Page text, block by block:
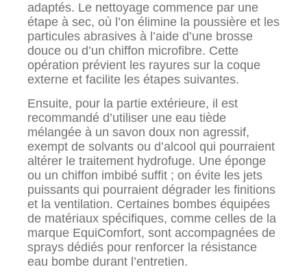
adaptés. Le nettoyage commence par une
étape à sec, où l’on élimine la poussière et les
particules abrasives à l’aide d’une brosse
douce ou d’un chiffon microfibre. Cette
opération prévient les rayures sur la coque
externe et facilite les étapes suivantes.
Ensuite, pour la partie extérieure, il est
recommandé d’utiliser une eau tiède
mélangée à un savon doux non agressif,
exempt de solvants ou d’alcool qui pourraient
altérer le traitement hydrofuge. Une éponge
ou un chiffon imbibé suffit ; on évite les jets
puissants qui pourraient dégrader les finitions
et la ventilation. Certaines bombes équipées
de matériaux spécifiques, comme celles de la
marque EquiComfort, sont accompagnées de
sprays dédiés pour renforcer la résistance
eau bombe durant l’entretien.